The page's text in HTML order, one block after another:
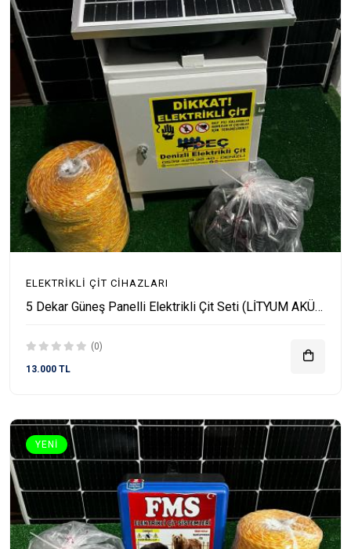
ELEKTRIKLI ÇIT CIHAZLARI
5 Dekar Güneş Panelli Elektrikli Çit Seti (LİTYUM AKÜLÜ)
(0)
13.000 TL
YENI